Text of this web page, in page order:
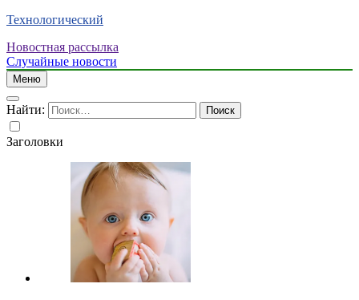
Технологический
Новостная рассылка
Случайные новости
Меню
Найти:
Заголовки